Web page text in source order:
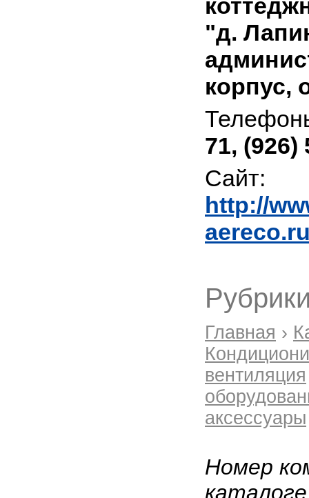
"д.
корпус,
71, (926)
Сайт:
http://
Главная ›
вентиляция
аксессуары
Номер